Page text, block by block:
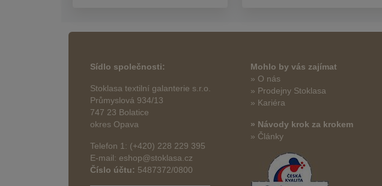
Sídlo společnosti:
Stoklasa textilní galanterie s.r.o.
Průmyslová 934/13
747 23 Bolatice
okres Opava
Telefon 1: (+420) 228 229 395
E-mail: eshop@stoklasa.cz
Číslo účtu: 5487372/0800
Mohlo by vás zajímat
» O nás
» Prodejny Stoklasa
» Kariéra
» Návody krok za krokem
» Články